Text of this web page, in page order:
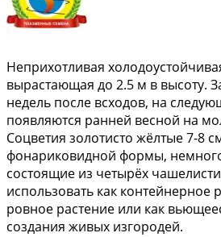
Неприхотливая
вырастающая до 2.5 м в высоту.
недель после всходов, на
появляются ранней весной на
Соцветия золотисто жёлтые 7-8
фонариковидной формы,
состоящие из четырёх
использовать как контейнерное
ровное растение или как
создания живых изгородей.